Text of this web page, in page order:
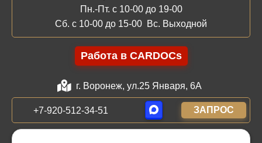
Пн.-Пт. с 10-00 до 19-00
Сб. с 10-00 до 15-00 Вс. Выходной
Работа в CARDOCs
г. Воронеж, ул.25 Января, 6А
+7-920-512-34-51 ЗАПРОС